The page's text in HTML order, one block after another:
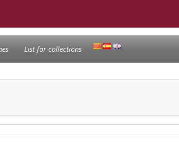
List for collections